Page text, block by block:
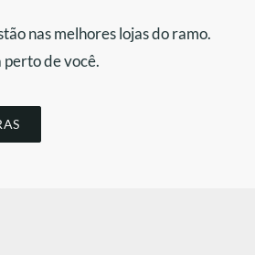
nas melhores lojas do ramo.
perto de você.